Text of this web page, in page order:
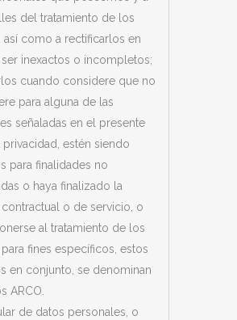
del tratamiento de los
así como a rectificarlos en
inexactos o incompletos;
cuando considere que no
para alguna de las
señaladas en el presente
privacidad, estén siendo
para finalidades no
o haya finalizado la
o de servicio, o
al tratamiento de los
fines específicos, estos
en conjunto, se denominan
ARCO.
de datos personales, o